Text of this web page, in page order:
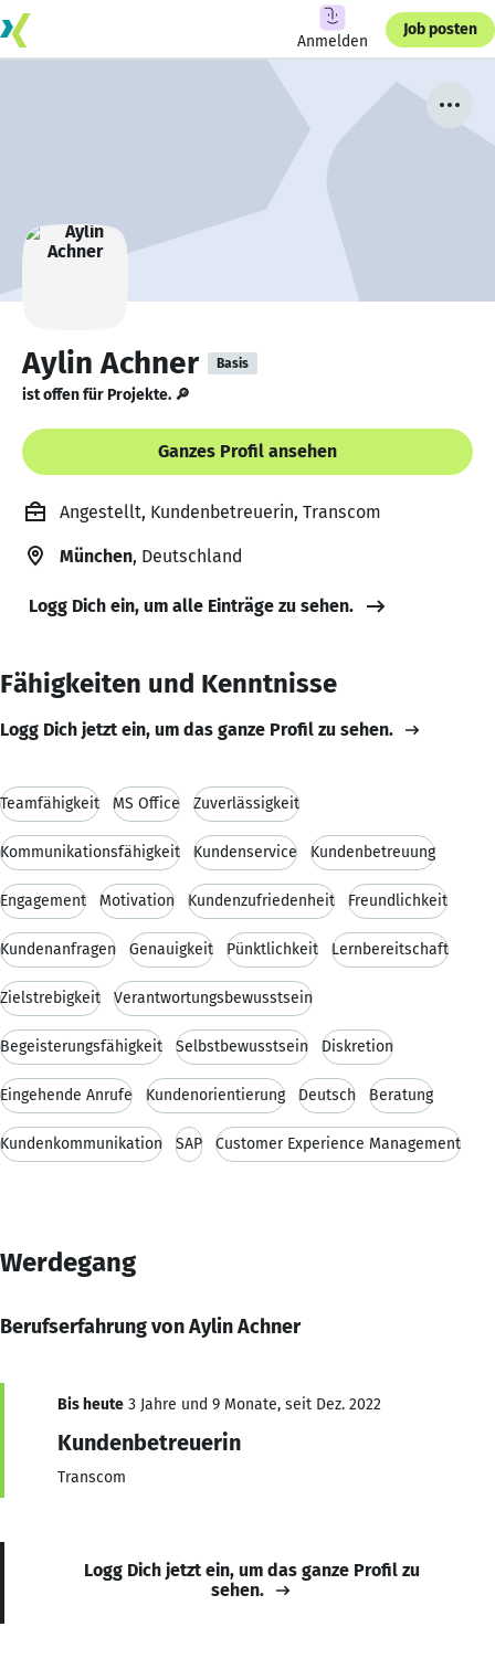
Anmelden
Job posten
Aylin Achner Basis
ist offen für Projekte. 🔎
Ganzes Profil ansehen
Angestellt, Kundenbetreuerin, Transcom
München, Deutschland
Logg Dich ein, um alle Einträge zu sehen.
Fähigkeiten und Kenntnisse
Logg Dich jetzt ein, um das ganze Profil zu sehen.
Teamfähigkeit MS Office Zuverlässigkeit
Kommunikationsfähigkeit Kundenservice Kundenbetreuung
Engagement Motivation Kundenzufriedenheit Freundlichkeit
Kundenanfragen Genauigkeit Pünktlichkeit Lernbereitschaft
Zielstrebigkeit Verantwortungsbewusstsein
Begeisterungsfähigkeit Selbstbewusstsein Diskretion
Eingehende Anrufe Kundenorientierung Deutsch Beratung
Kundenkommunikation SAP Customer Experience Management
Werdegang
Berufserfahrung von Aylin Achner
Bis heute 3 Jahre und 9 Monate, seit Dez. 2022
Kundenbetreuerin
Transcom
Logg Dich jetzt ein, um das ganze Profil zu
sehen.